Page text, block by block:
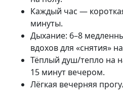
Каждый час —
минуты.
Дыхание: 6–8
вдохов для «снятия»
Тёплый душ/тепло на
15 минут вечером.
Лёгкая вечерняя